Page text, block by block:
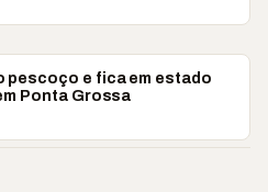
pescoço e fica em estado
Ponta Grossa